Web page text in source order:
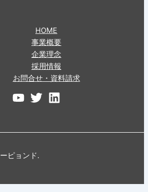
HOME
事業概要
企業理念
採用情報
お問合せ・資料請求
ピョンド.